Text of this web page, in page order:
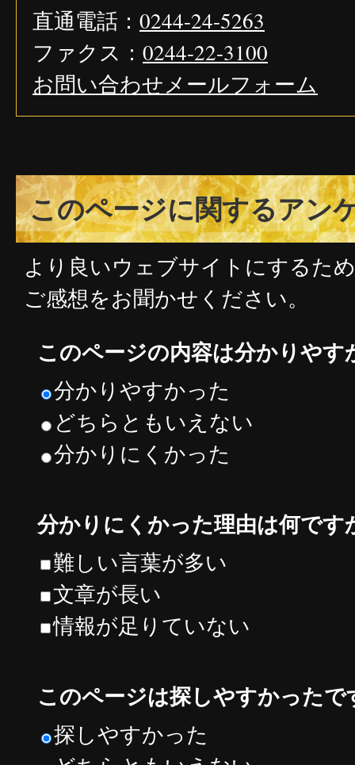
直通電話： 0244-24-5263
ファクス： 0244-22-3100
お問い合わせメールフォーム
このページに関するアン
より良いウェブサイトにするた
ご感想をお聞かせください。
このページの内容は分かりや
分かりやすかった
どちらともいえない
分かりにくかった
分かりにくかった理由は何です
難しい言葉が多い
文章が長い
情報が足りていない
このページは探しやすかったで
探しやすかった